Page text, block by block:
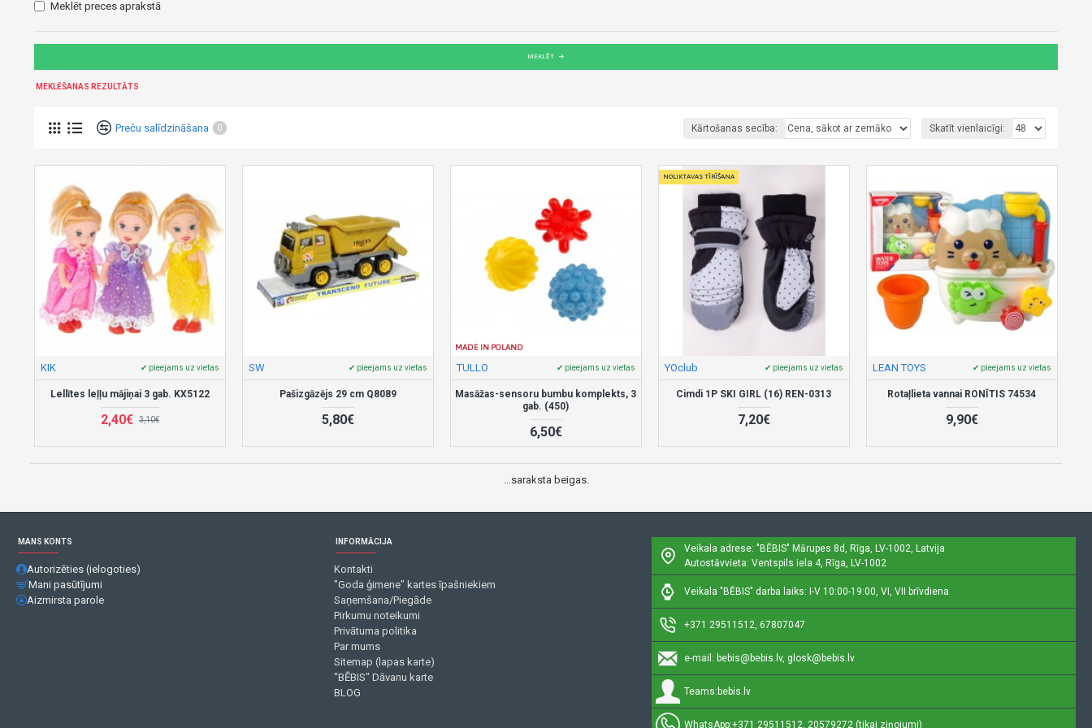
Meklēt preces aprakstā
MEKLĒT
MEKLĒŠANAS REZULTĀTS
Preču salīdzināšana 0 Kārtošanas secība: Skatīt vienlaicīgi:
KIK ✔ pieejams uz vietas
Lellītes leļļu mājiņai 3 gab. KX5122
2,40€ 3,10€
SW ✔ pieejams uz vietas
Pašizgāzējs 29 cm Q8089
5,80€
MADE IN POLAND
TULLO ✔ pieejams uz vietas
Masāžas-sensoru bumbu komplekts, 3
gab. (450)
6,50€
NOLIKTAVAS TĪRĪŠANA
YOclub ✔ pieejams uz vietas
Cimdi 1P SKI GIRL (16) REN-0313
7,20€
LEAN TOYS ✔ pieejams uz vietas
Rotaļlieta vannai RONĪTIS 74534
9,90€
...saraksta beigas.
MANS KONTS
Autorizēties (ielogoties)
Mani pasūtījumi
Aizmirsta parole
INFORMĀCIJA
Kontakti
"Goda ģimene" kartes īpašniekiem
Saņemšana/Piegāde
Pirkumu noteikumi
Privātuma politika
Par mums
Sitemap (lapas karte)
"BĒBIS" Dāvanu karte
BLOG
Veikala adrese: "BĒBIS" Mārupes 8d, Rīga, LV-1002, Latvija
Autostāvvieta: Ventspils iela 4, Rīga, LV-1002
Veikala "BĒBIS" darba laiks: I-V 10:00-19:00, VI, VII brīvdiena
+371 29511512, 67807047
e-mail: bebis@bebis.lv, glosk@bebis.lv
Teams: bebis.lv
WhatsApp:+371 29511512, 20579272 (tikai ziņojumi)